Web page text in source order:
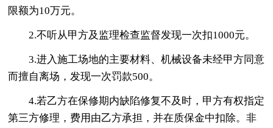
限额为10万元。
2.不听从甲方及监理检查监督发现一次扣1000元。
3.进入施工场地的主要材料、机械设备未经甲方同意
而擅自离场，发现一次罚款500。
4.若乙方在保修期内缺陷修复不及时，甲方有权指定
第三方修理，费用由乙方承担，并在质保金中扣除。非